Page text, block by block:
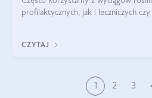
profilaktycznych, jak i leczniczych
CZYTAJ
1 2 3